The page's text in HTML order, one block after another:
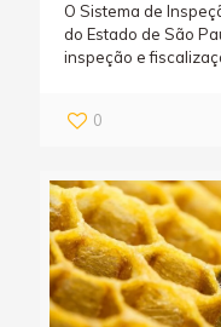
O Sistema de
do Estado de São
inspeção e
0